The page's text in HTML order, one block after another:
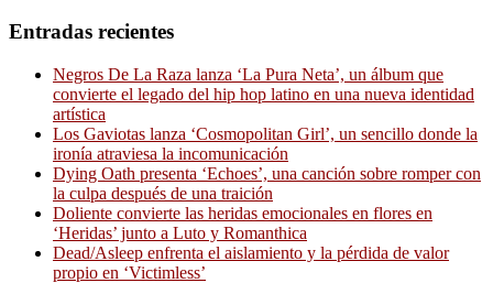
Entradas recientes
Negros De La Raza lanza ‘La Pura Neta’, un álbum que
convierte el legado del hip hop latino en una nueva identidad
artística
Los Gaviotas lanza ‘Cosmopolitan Girl’, un sencillo donde la
ironía atraviesa la incomunicación
Dying Oath presenta ‘Echoes’, una canción sobre romper con
la culpa después de una traición
Doliente convierte las heridas emocionales en flores en
‘Heridas’ junto a Luto y Romanthica
Dead/Asleep enfrenta el aislamiento y la pérdida de valor
propio en ‘Victimless’